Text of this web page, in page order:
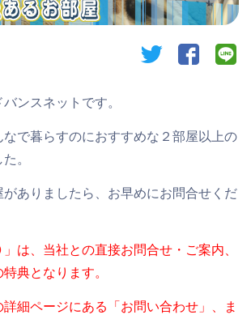
twitter facebook
ンスネットです。
で暮らすのにおすすめな２部屋以上の
。
ありましたら、お早めにお問合せくだ
は、当社との直接お問合せ・ご案内、
典となります。
細ページにある「お問い合わせ」、ま